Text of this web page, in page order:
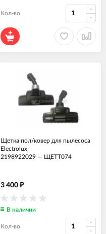
Кол-во
Щетка пол/ковер для пылесоса
Electrolux
2198922029 — ЩЕТТ074
3 400 ₽
В наличии
Кол-во